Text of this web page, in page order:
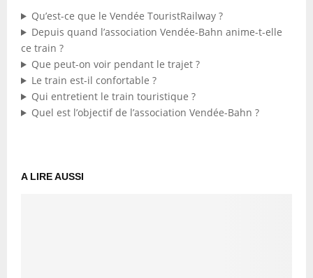
Qu’est-ce que le Vendée TouristRailway ?
Depuis quand l’association Vendée-Bahn anime-t-elle
ce train ?
Que peut-on voir pendant le trajet ?
Le train est-il confortable ?
Qui entretient le train touristique ?
Quel est l’objectif de l’association Vendée-Bahn ?
A LIRE AUSSI